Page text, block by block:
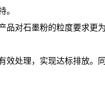
对石墨粉的粒度要求
处理，实现达标排放。